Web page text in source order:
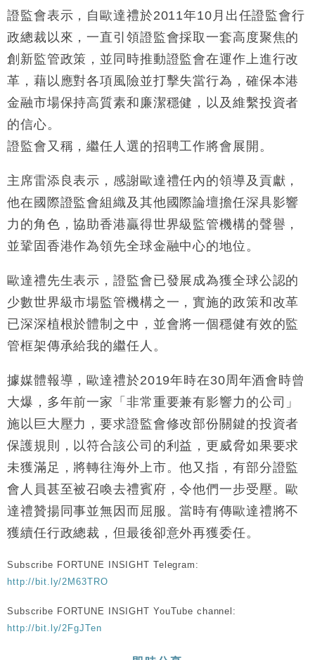
18:15
定高消費客群
17:40
財經｜本港6月零售額連升14個月 珠寶鐘錶銷售升勢
最強
16:33
財經｜滙控重啟最多10億美元回購 派息比率目標維持
50%
15:11
財經｜SHEIN傳最快8月中招股 估值料降至400億美
13:49
本地｜HK Express推飛行套票 兩程低至448元加2元
證監會表示，自歐達禮於2011年10月出任證監會行
政總裁以來，一直引領證監會採取一套高度聚焦的
創新監管政策，並同時推動證監會在運作上進行改
革，藉以應對各項風險並打擊失當行為，確保本港
金融市場保持高質素和廉潔穩健，以及維繫投資者
的信心。
證監會又稱，繼任人選的招聘工作將會展開。
主席雷添良表示，感謝歐達禮任內的領導及貢獻，
他在國際證監會組織及其他國際論壇擔任深具影響
力的角色，協助香港贏得世界級監管機構的聲譽，
並鞏固香港作為領先全球金融中心的地位。
歐達禮先生表示，證監會已發展成為獲全球公認的
少數世界級市場監管機構之一，實施的政策和改革
已深深植根於體制之中，並會將一個穩健有效的監
管框架傳承給我的繼任人。
據媒體報導，歐達禮於2019年時在30周年酒會時曾
大爆，多年前一家「非常重要兼有影響力的公司」
施以巨大壓力，要求證監會修改部份關鍵的投資者
保護規則，以符合該公司的利益，更威脅如果要求
未獲滿足，將轉往海外上市。他又指，有部分證監
會人員甚至被召喚去禮賓府，令他們一步受壓。歐
達禮贊揚同事並無因而屈服。當時有傳歐達禮將不
獲續任行政總裁，但最後卻意外再獲委任。
Subscribe FORTUNE INSIGHT Telegram:
http://bit.ly/2M63TRO
Subscribe FORTUNE INSIGHT YouTube channel:
http://bit.ly/2FgJTen